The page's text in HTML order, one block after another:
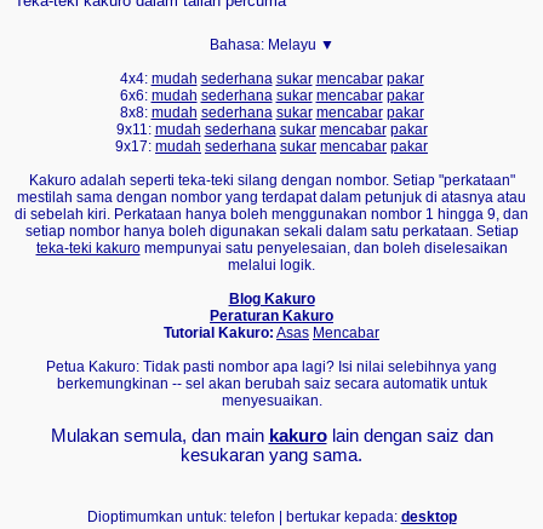
Bahasa: Melayu ▼
4x4: mudah sederhana sukar mencabar pakar
6x6: mudah sederhana sukar mencabar pakar
8x8: mudah sederhana sukar mencabar pakar
9x11: mudah sederhana sukar mencabar pakar
9x17: mudah sederhana sukar mencabar pakar
Kakuro adalah seperti teka-teki silang dengan nombor. Setiap "perkataan"
mestilah sama dengan nombor yang terdapat dalam petunjuk di atasnya atau
di sebelah kiri. Perkataan hanya boleh menggunakan nombor 1 hingga 9, dan
setiap nombor hanya boleh digunakan sekali dalam satu perkataan. Setiap
teka-teki kakuromempunyai satu penyelesaian, dan boleh diselesaikan
melalui logik.
Blog Kakuro
Peraturan Kakuro
Tutorial Kakuro: Asas Mencabar
Petua Kakuro: Tidak pasti nombor apa lagi? Isi nilai selebihnya yang
berkemungkinan -- sel akan berubah saiz secara automatik untuk
menyesuaikan.
Mulakan semula, dan main kakurolain dengan saiz dan
kesukaran yang sama.
Dioptimumkan untuk: telefon | bertukar kepada: desktop